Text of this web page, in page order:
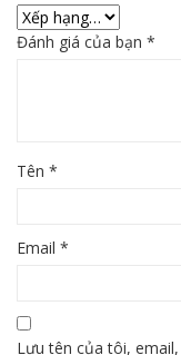
Đánh giá của bạn *
Tên *
Email *
Lưu tên của tôi,